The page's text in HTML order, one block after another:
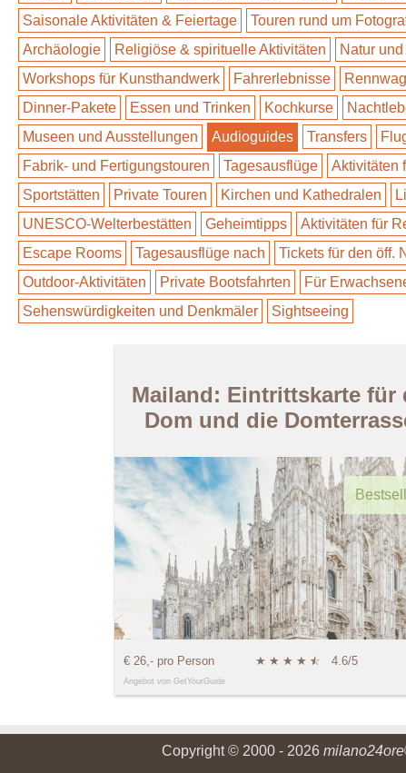
Saisonale Aktivitäten & Feiertage
Touren rund um
Archäologie
Religiöse & spirituelle Aktivitäten Natur
Workshops für Kunsthandwerk
Fahrerlebnisse
Dinner-Pakete
Essen und Trinken Kochkurse
Museen und Ausstellungen
Audioguides Transfers
Fabrik- und Fertigungstouren
Tagesausflüge Aktivitäten
Sportstätten
Private Touren Kirchen und Kathedralen
UNESCO-Welterbestätten
Geheimtipps Aktivitäten für
Escape Rooms
Tagesausflüge nach Tickets für den öff.
Outdoor-Aktivitäten
Private Bootsfahrten Für
Sehenswürdigkeiten und Denkmäler
Sightseeing
Mailand: Eintrittskarte für
Dom und die
€ 26,- pro Person ★ ★ ★ ★ ★
☆ 4.6/5
Angebot von GetYourGuide
Copyright © 2000 - 2026 milano24ore